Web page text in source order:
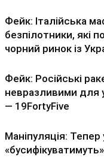
Фейк: Італійська
безпілотники, які
чорний ринок із
Фейк: Російські
невразливими для
— 19FortyFive
Маніпуляція: Тепер